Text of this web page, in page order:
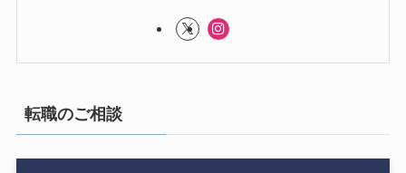
転職のご相談